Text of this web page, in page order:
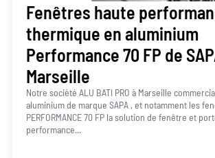
Fenêtres haute
thermique en aluminium
Performance 70 FP de
Marseille
Notre société ALU BATI PRO à Marseille
aluminium de marque SAPA , et notamment les
PERFORMANCE 70 FP la solution de fenêtre et
performance...